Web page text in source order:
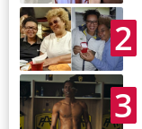
2
3